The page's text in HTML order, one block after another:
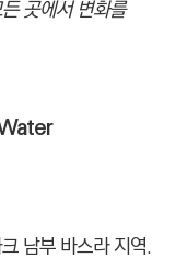
곳에서 변화를
남부 바스라 지역.